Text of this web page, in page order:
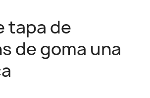
tapa de
de goma una